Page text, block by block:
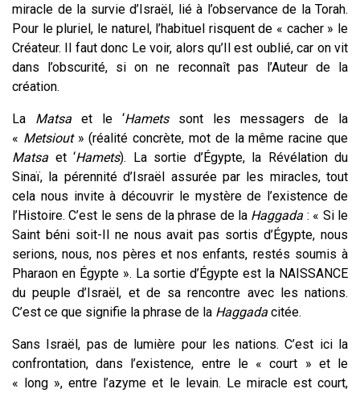
miracle de la survie d’Israël, lié à l’observance de la Torah.
Pour le pluriel, le naturel, l’habituel risquent de « cacher » le
Créateur. Il faut donc Le voir, alors qu’Il est oublié, car on vit
dans l’obscurité, si on ne reconnaît pas l’Auteur de la
création.
La Matsa et le ‘Hametssont les messagers de la
« Metsiout» (réalité concrète, mot de la même racine que
Matsa et ‘Hamets). La sortie d’Égypte, la Révélation du
Sinaï, la pérennité d’Israël assurée par les miracles, tout
cela nous invite à découvrir le mystère de l’existence de
l’Histoire. C’est le sens de la phrase de la Haggada : « Si le
Saint béni soit-Il ne nous avait pas sortis d’Égypte, nous
serions, nous, nos pères et nos enfants, restés soumis à
Pharaon en Égypte ». La sortie d’Égypte est la NAISSANCE
du peuple d’Israël, et de sa rencontre avec les nations.
C’est ce que signifie la phrase de la Haggada citée.
Sans Israël, pas de lumière pour les nations. C’est ici la
confrontation, dans l’existence, entre le « court » et le
« long », entre l’azyme et le levain. Le miracle est court,